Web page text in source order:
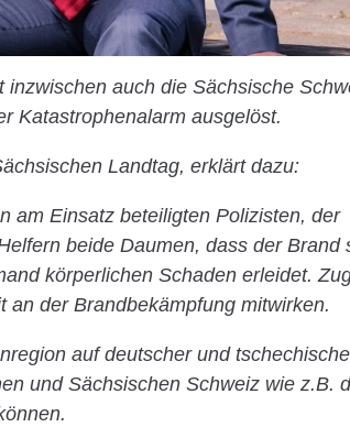
auch die Sächsische
Katastrophenalarm ausgelöst.
Landtag, erklärt dazu:
am Einsatz beteiligten Polizisten, der
beide Daumen, dass der Brand
körperlichen Schaden erleidet.
der Brandbekämpfung mitwirken.
auf deutscher und
und Sächsischen Schweiz wie z.B.